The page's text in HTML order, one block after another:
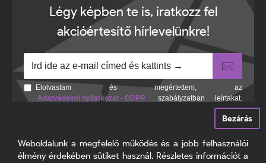
Weboldalunk a megfelelő működés és a jobb felhasználói
élmény érdekében sütiket használ. Részletes információt a
Bezárás
Légy képben te is, iratkozz fel
akcióértesítő hírlevelünkre!
Elolvastam és megértettem, az
Adatvédelmi nyilatkozat - GDPR
szabályzatban leírtakat.
Tudomásul veszem, hogy a regisztrációkor megadott adataim
egy részét anonimizált formában a cég marketing célokra